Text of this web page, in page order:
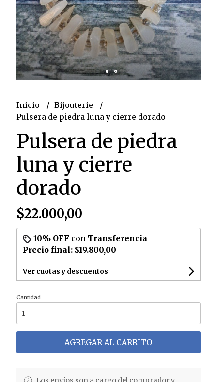
Inicio
Bijouterie
Pulsera de piedra luna y cierre dorado
Pulsera de piedra
luna y cierre
dorado
$22.000,00
10% OFF con Transferencia
Precio final: $19.800,00
Ver cuotas y descuentos
Cantidad
AGREGAR AL CARRITO
Los envíos son a cargo del comprador y